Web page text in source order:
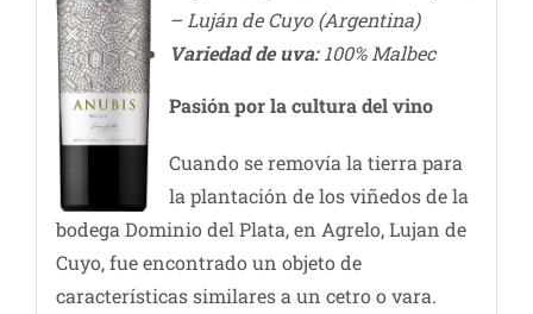
– Luján de Cuyo (Argentina)
Variedad de uva:100% Malbec
Pasión por la cultura del vino
Cuando se removía la tierra para
la plantación de los viñedos de la
bodega Dominio del Plata, en Agrelo, Lujan de
Cuyo, fue encontrado un objeto de
características similares a un cetro o vara.